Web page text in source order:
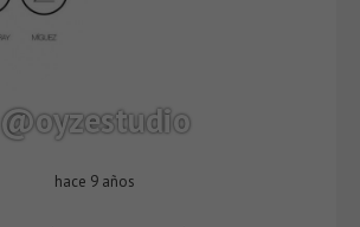
@oyzestudio
hace 9 años